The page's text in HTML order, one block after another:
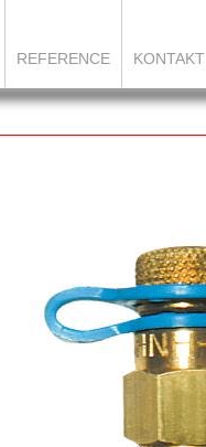
REFERENCE KONTAKT